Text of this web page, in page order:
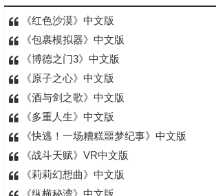
《红色沙漠》中文版
《包裹模拟器》中文版
《博德之门3》中文版
《原子之心》中文版
《酒与剑之歌》中文版
《多重人生》中文版
《快逃！一场糟糕噩梦纪事》中文版
《战斗天赋》VR中文版
《莉莉幻想曲》中文版